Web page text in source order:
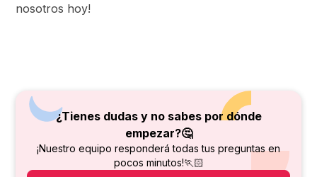
nosotros hoy!
¿Tienes dudas y no sabes por dónde
empezar?🤔
¡Nuestro equipo responderá todas tus preguntas en
pocos minutos!🏃🏻